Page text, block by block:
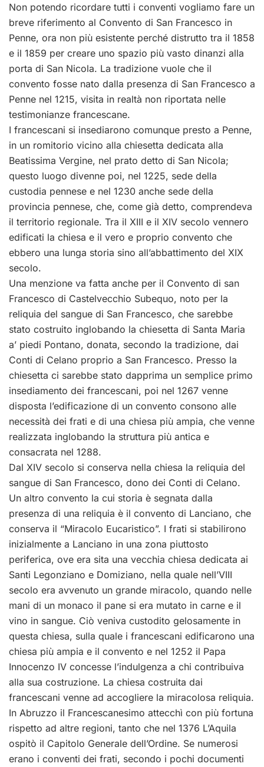
Non potendo ricordare tutti i conventi vogliamo fare un
breve riferimento al Convento di San Francesco in
Penne, ora non più esistente perché distrutto tra il 1858
e il 1859 per creare uno spazio più vasto dinanzi alla
porta di San Nicola. La tradizione vuole che il
convento fosse nato dalla presenza di San Francesco a
Penne nel 1215, visita in realtà non riportata nelle
testimonianze francescane.
I francescani si insediarono comunque presto a Penne,
in un romitorio vicino alla chiesetta dedicata alla
Beatissima Vergine, nel prato detto di San Nicola;
questo luogo divenne poi, nel 1225, sede della
custodia pennese e nel 1230 anche sede della
provincia pennese, che, come già detto, comprendeva
il territorio regionale. Tra il XIII e il XIV secolo vennero
edificati la chiesa e il vero e proprio convento che
ebbero una lunga storia sino all’abbattimento del XIX
secolo.
Una menzione va fatta anche per il Convento di san
Francesco di Castelvecchio Subequo, noto per la
reliquia del sangue di San Francesco, che sarebbe
stato costruito inglobando la chiesetta di Santa Maria
a’ piedi Pontano, donata, secondo la tradizione, dai
Conti di Celano proprio a San Francesco. Presso la
chiesetta ci sarebbe stato dapprima un semplice primo
insediamento dei francescani, poi nel 1267 venne
disposta l’edificazione di un convento consono alle
necessità dei frati e di una chiesa più ampia, che venne
realizzata inglobando la struttura più antica e
consacrata nel 1288.
Dal XIV secolo si conserva nella chiesa la reliquia del
sangue di San Francesco, dono dei Conti di Celano.
Un altro convento la cui storia è segnata dalla
presenza di una reliquia è il convento di Lanciano, che
conserva il “Miracolo Eucaristico”. I frati si stabilirono
inizialmente a Lanciano in una zona piuttosto
periferica, ove era sita una vecchia chiesa dedicata ai
Santi Legonziano e Domiziano, nella quale nell’VIII
secolo era avvenuto un grande miracolo, quando nelle
mani di un monaco il pane si era mutato in carne e il
vino in sangue. Ciò veniva custodito gelosamente in
questa chiesa, sulla quale i francescani edificarono una
chiesa più ampia e il convento e nel 1252 il Papa
Innocenzo IV concesse l’indulgenza a chi contribuiva
alla sua costruzione. La chiesa costruita dai
francescani venne ad accogliere la miracolosa reliquia.
In Abruzzo il Francescanesimo attecchì con più fortuna
rispetto ad altre regioni, tanto che nel 1376 L’Aquila
ospitò il Capitolo Generale dell’Ordine. Se numerosi
erano i conventi dei frati, secondo i pochi documenti